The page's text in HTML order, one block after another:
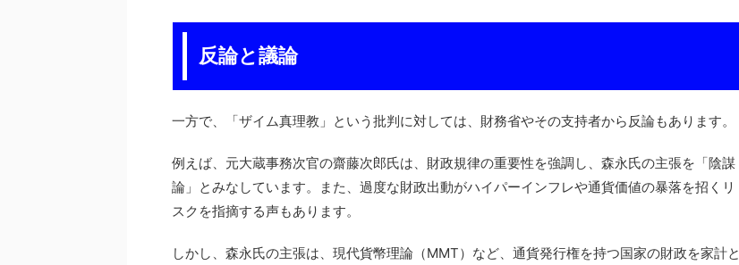
反論と議論
一方で、「ザイム真理教」という批判に対しては、財務省やその支持者から反論もあります。
例えば、元大蔵事務次官の齋藤次郎氏は、財政規律の重要性を強調し、森永氏の主張を「陰謀
論」とみなしています。また、過度な財政出動がハイパーインフレや通貨価値の暴落を招くリ
スクを指摘する声もあります。
しかし、森永氏の主張は、現代貨幣理論（MMT）など、通貨発行権を持つ国家の財政を家計と